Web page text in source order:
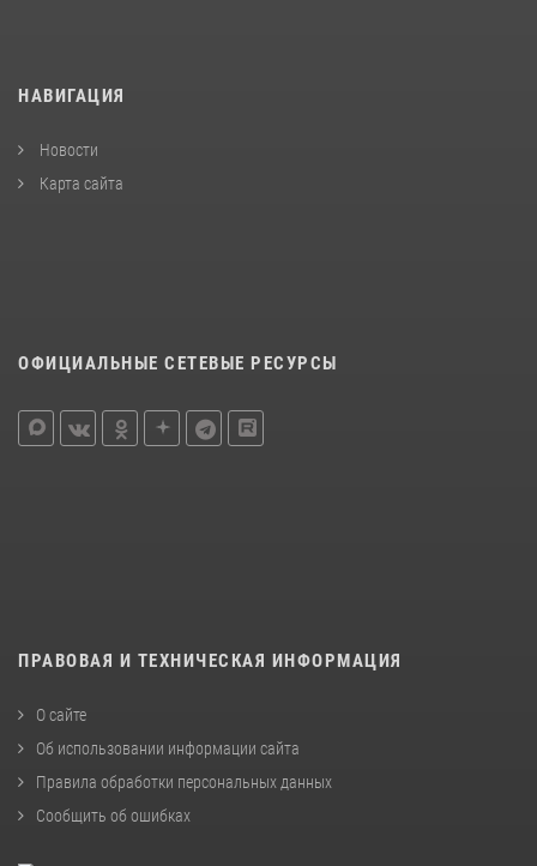
НАВИГАЦИЯ
Новости
Карта сайта
ОФИЦИАЛЬНЫЕ СЕТЕВЫЕ РЕСУРСЫ
ПРАВОВАЯ И ТЕХНИЧЕСКАЯ ИНФОРМАЦИЯ
О сайте
Об использовании информации сайта
Правила обработки персональных данных
Сообщить об ошибках